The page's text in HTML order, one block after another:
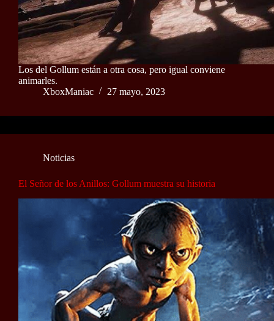
Los del Gollum están a otra cosa, pero igual conviene
animarles.
XboxManiac
27 mayo, 2023
Noticias
El Señor de los Anillos: Gollum muestra su historia